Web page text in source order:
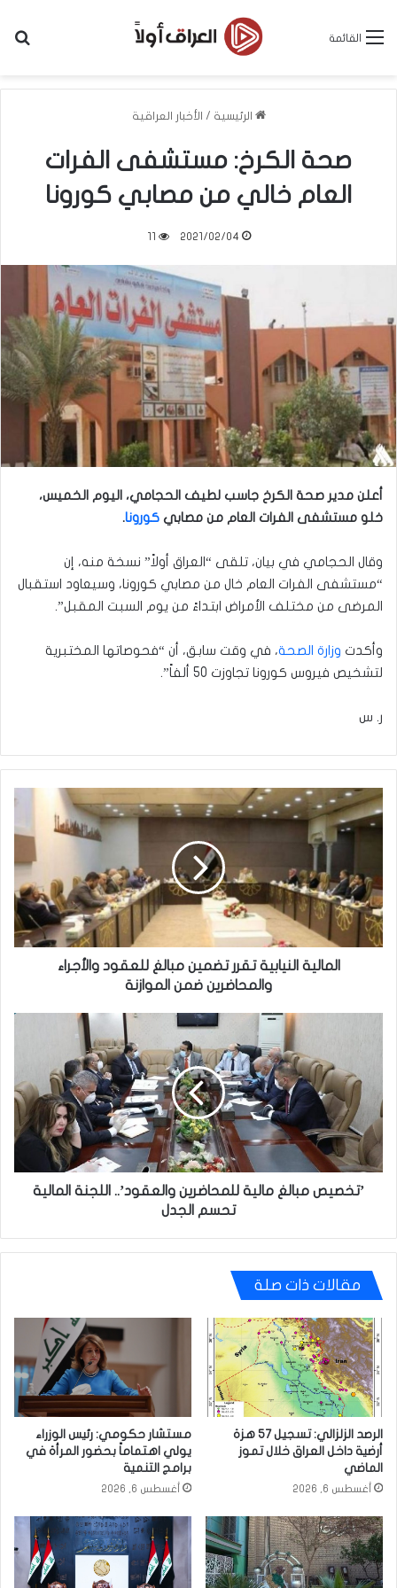
القائمة
الرئيسية / الأخبار العراقية
صحة الكرخ: مستشفى الفرات
العام خالي من مصابي كورونا
2021/02/04
11
أعلن مدير صحة الكرخ جاسب لطيف الحجامي، اليوم الخميس،
خلو مستشفى الفرات العام من مصابي كورونا.
وقال الحجامي في بيان، تلقى “العراق أولاً” نسخة منه، إن
“مستشفى الفرات العام خال من مصابي كورونا، وسيعاود استقبال
المرضى من مختلف الأمراض ابتداءً من يوم السبت المقبل”.
وأكدت وزارة الصحة، في وقت سابق، أن “فحوصاتها المختبرية
لتشخيص فيروس كورونا تجاوزت 50 ألفاً”.
ر. س
المالية
النيابية
للعقود
والأجراء
والمحاضرين
ضمن
المالية النيابية تقرر تضمين مبالغ للعقود والأجراء
والمحاضرين ضمن الموازنة
للمحاضرين
والعقود’..
اللجنة
المالية
تحسم
الجدل
’تخصيص مبالغ مالية للمحاضرين والعقود’.. اللجنة المالية
تحسم الجدل
مقالات ذات صلة
الرصد الزلزالي: تسجيل 57 هزة
أرضية داخل العراق خلال تموز
الماضي
أغسطس 6, 2026
مستشار حكومي: رئيس الوزراء
يولي اهتماماً بحضور المرأة في
برامج التنمية
أغسطس 6, 2026